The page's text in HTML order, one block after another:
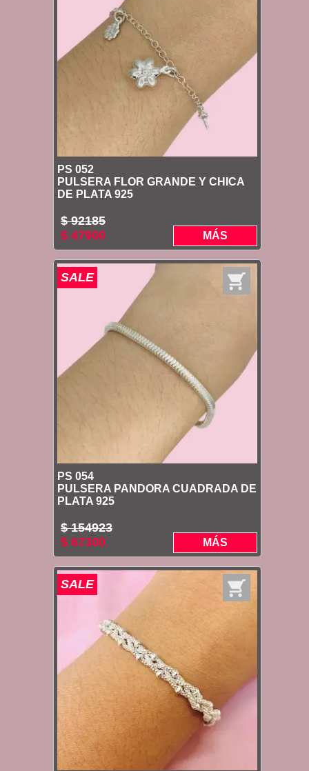
PS 052
PULSERA FLOR GRANDE Y CHICA
DE PLATA 925
$ 92185
$ 47900
MÁS
SALE
PS 054
PULSERA PANDORA CUADRADA DE
PLATA 925
$ 154923
$ 67300
MÁS
SALE